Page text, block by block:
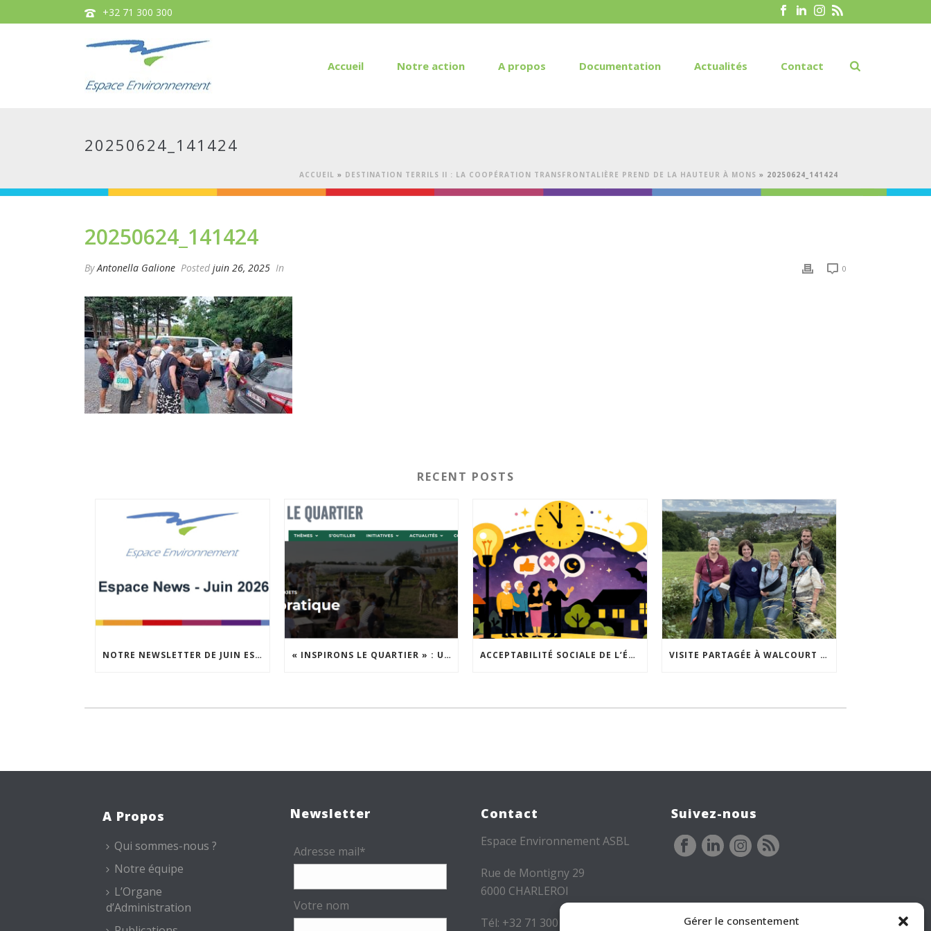
Gérer le consentement
+32 71 300 300
Accueil Notre action A propos Documentation Actualités Contact
20250624_141424
ACCUEIL » DESTINATION TERRILS II : LA COOPÉRATION TRANSFRONTALIÈRE PREND DE LA HAUTEUR À MONS » 20250624_141424
20250624_141424
ByAntonella Galione Posted juin 26, 2025 In 0
RECENT POSTS
NOTRE NEWSLETTER DE JUIN EST EN LIGNE ! « INSPIRONS LE QUARTIER » : UN NOUVEL APPEL À PROJETS EST LANCÉ ! ACCEPTABILITÉ SOCIALE DE L’ÉCLAIRAGE NOCTURNE : LE REPLAY EST DISPONIBLE VISITE PARTAGÉE À WALCOURT : UNE DÉMARCHE PARTICIPATIVE ANIMÉE PAR ESPACE ENVIRONNEMENT
A Propos
Qui sommes-nous ?
Notre équipe
L’Organe
d’Administration
Newsletter
Adresse mail*
Votre nom
Contact
Espace Environnement ASBL
Rue de Montigny 29
6000 CHARLEROI
Tél: +32 71 300 300
Suivez-nous